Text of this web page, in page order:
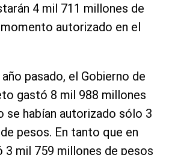
4 mil 711 millones de
autorizado en el
pasado, el Gobierno de
gastó 8 mil 988 millones
se habían autorizado sólo 3
pesos. En tanto que en
3 mil 759 millones de pesos